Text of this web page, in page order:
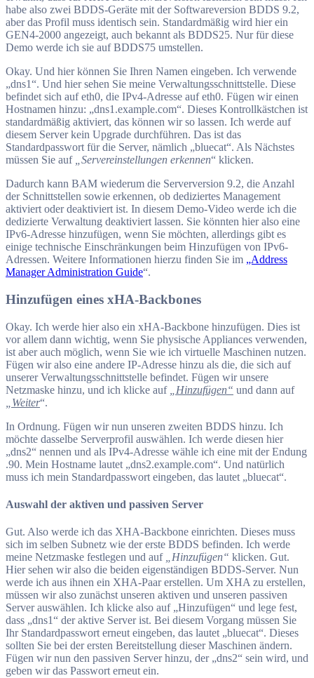
habe also zwei BDDS-Geräte mit der Softwareversion BDDS 9.2,
aber das Profil muss identisch sein. Standardmäßig wird hier ein
GEN4-2000 angezeigt, auch bekannt als BDDS25. Nur für diese
Demo werde ich sie auf BDDS75 umstellen.
Okay. Und hier können Sie Ihren Namen eingeben. Ich verwende
„dns1“. Und hier sehen Sie meine Verwaltungsschnittstelle. Diese
befindet sich auf eth0, die IPv4-Adresse auf eth0. Fügen wir einen
Hostnamen hinzu: „dns1.example.com“. Dieses Kontrollkästchen ist
standardmäßig aktiviert, das können wir so lassen. Ich werde auf
diesem Server kein Upgrade durchführen. Das ist das
Standardpasswort für die Server, nämlich „bluecat“. Als Nächstes
müssen Sie auf
„Servereinstellungen erkennen“ klicken.
Dadurch kann BAM wiederum die Serverversion 9.2, die Anzahl
der Schnittstellen sowie erkennen, ob dediziertes Management
aktiviert oder deaktiviert ist. In diesem Demo-Video werde ich die
dedizierte Verwaltung deaktiviert lassen. Sie könnten hier also eine
IPv6-Adresse hinzufügen, wenn Sie möchten, allerdings gibt es
einige technische Einschränkungen beim Hinzufügen von IPv6-
Adressen. Weitere Informationen hierzu finden Sie im „Address
Manager Administration Guide“.
Hinzufügen eines xHA-Backbones
Okay. Ich werde hier also ein xHA-Backbone hinzufügen. Dies ist
vor allem dann wichtig, wenn Sie physische Appliances verwenden,
ist aber auch möglich, wenn Sie wie ich virtuelle Maschinen nutzen.
Fügen wir also eine andere IP-Adresse hinzu als die, die sich auf
unserer Verwaltungsschnittstelle befindet. Fügen wir unsere
Netzmaske hinzu, und ich klicke auf
„Hinzufügen“ und dann auf
„Weiter“.
In Ordnung. Fügen wir nun unseren zweiten BDDS hinzu. Ich
möchte dasselbe Serverprofil auswählen. Ich werde diesen hier
„dns2“ nennen und als IPv4-Adresse wähle ich eine mit der Endung
.90. Mein Hostname lautet „dns2.example.com“. Und natürlich
muss ich mein Standardpasswort eingeben, das lautet „bluecat“.
Auswahl der aktiven und passiven Server
Gut. Also werde ich das XHA-Backbone einrichten. Dieses muss
sich im selben Subnetz wie der erste BDDS befinden. Ich werde
meine Netzmaske festlegen und auf
„Hinzufügen“ klicken. Gut.
Hier sehen wir also die beiden eigenständigen BDDS-Server. Nun
werde ich aus ihnen ein XHA-Paar erstellen. Um XHA zu erstellen,
müssen wir also zunächst unseren aktiven und unseren passiven
Server auswählen. Ich klicke also auf „Hinzufügen“ und lege fest,
dass „dns1“ der aktive Server ist. Bei diesem Vorgang müssen Sie
Ihr Standardpasswort erneut eingeben, das lautet „bluecat“. Dieses
sollten Sie bei der ersten Bereitstellung dieser Maschinen ändern.
Fügen wir nun den passiven Server hinzu, der „dns2“ sein wird, und
geben wir das Passwort erneut ein.